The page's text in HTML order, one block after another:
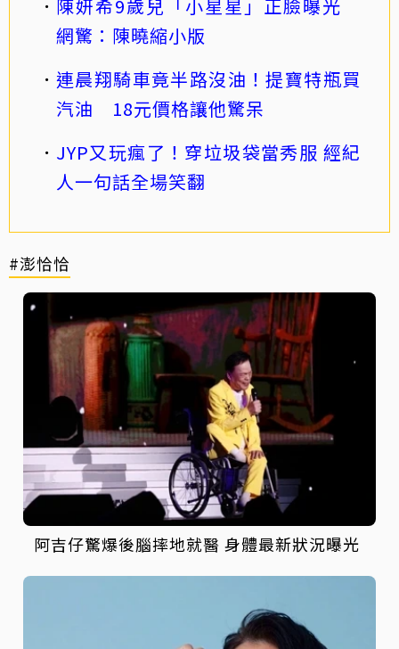
陳妍希9歲兒「小星星」正臉曝光
網驚：陳曉縮小版
連晨翔騎車竟半路沒油！提寶特瓶買
汽油 18元價格讓他驚呆
JYP又玩瘋了！穿垃圾袋當秀服 經紀
人一句話全場笑翻
#澎恰恰
阿吉仔驚爆後腦摔地就醫 身體最新狀況曝光